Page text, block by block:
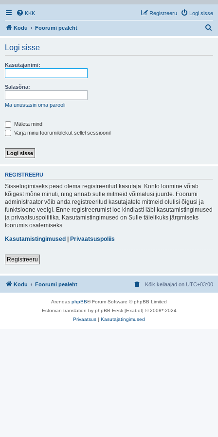
KKK Logi sisse
Registreeru
Kodu Foorumi pealeht
Logi sisse
Kasutajanimi:
Salasõna:
Ma unustasin oma parooli
Mäleta mind
Varja minu foorumilolekut sellel sessioonil
REGISTREERU
Sisselogimiseks pead olema registreeritud kasutaja. Konto loomine võtab
kõigest mõne minuti, ning annab sulle mitmeid võimalusi juurde. Foorumi
administraator võib anda registreeritud kasutajatele mitmeid olulisi õigusi ja
funktsioone veelgi. Enne registreerumist loe kindlasti läbi kasutamistingimused
ja privaatsuspoliitika. Kasutamistingimused on Sulle täielikuks järgmiseks
foorumis osalemiseks.
Kasutamistingimused | Privaatsuspoliis
Registreeru
Kodu Foorumi pealeht Kõik kellaajad on UTC+03:00
Arendas phpBB® Forum Software © phpBB Limited
Estonian translation by phpBB Eesti [Exabot] © 2008*-2024
Privaatsus | Kasutajatingimused